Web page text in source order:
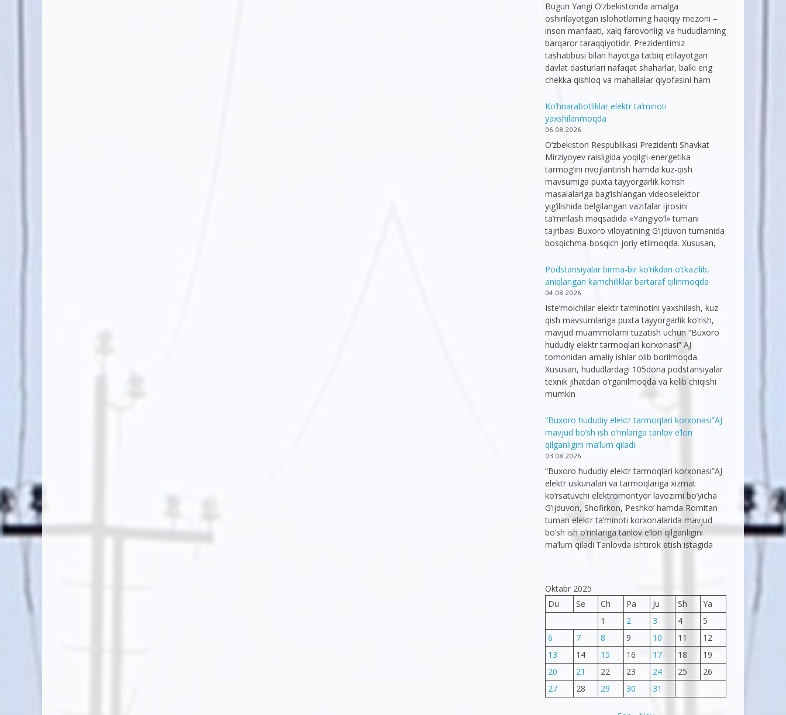
Bugun Yangi O‘zbekistonda amalga
oshirilayotgan islohotlarning haqiqiy mezoni –
inson manfaati, xalq farovonligi va hududlarning
barqaror taraqqiyotidir. Prezidentimiz
tashabbusi bilan hayotga tatbiq etilayotgan
davlat dasturlari nafaqat shaharlar, balki eng
chekka qishloq va mahallalar qiyofasini ham
Ko’hnarabotliklar elektr ta’minoti
yaxshilanmoqda
06.08.2026
O‘zbekiston Respublikasi Prezidenti Shavkat
Mirziyoyev raisligida yoqilg‘i-energetika
tarmog‘ini rivojlantirish hamda kuz-qish
mavsumiga puxta tayyorgarlik ko‘rish
masalalariga bag‘ishlangan videoselektor
yig‘ilishida belgilangan vazifalar ijrosini
ta’minlash maqsadida «Yangiyo‘l» tumani
tajribasi Buxoro viloyatining G‘ijduvon tumanida
bosqichma-bosqich joriy etilmoqda. Xususan,
Podstansiyalar birma-bir ko’rikdan o’tkazilib,
aniqlangan kamchiliklar bartaraf qilinmoqda
04.08.2026
Iste’molchilar elektr ta’minotini yaxshilash, kuz-
qish mavsumlariga puxta tayyorgarlik ko‘rish,
mavjud muammolarni tuzatish uchun “Buxoro
hududiy elektr tarmoqlari korxonasi” AJ
tomonidan amaliy ishlar olib borilmoqda.
Xususan, hududlardagi 105dona podstansiyalar
texnik jihatdan o’rganilmoqda va kelib chiqishi
mumkin
“Buxoro hududiy elektr tarmoqlari korxonasi”AJ
mavjud bo’sh ish o’rinlariga tanlov e’lon
qilganligini ma’lum qiladi.
03.08.2026
“Buxoro hududiy elektr tarmoqlari korxonasi”AJ
elektr uskunalari va tarmoqlariga xizmat
ko’rsatuvchi elektromontyor lavozimi bo’yicha
G’ijduvon, Shofirkon, Peshko’ hamda Romitan
tuman elektr ta’minoti korxonalarida mavjud
bo’sh ish o’rinlariga tanlov e’lon qilganligini
ma’lum qiladi.Tanlovda ishtirok etish istagida
Oktabr 2025
Du
Se Ch Pa Ju Sh
Ya
1
2 3 4
5
6
7 8 9 10 11
12
13
14 15 16 17 18
19
20
21 22 23 24 25
26
27
28 29 30 31